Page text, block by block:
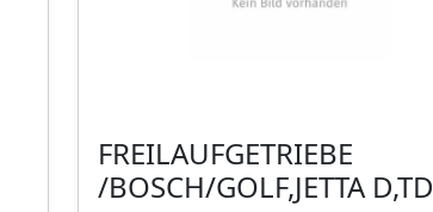
FREILAUFGETRIEBE
/BOSCH/GOLF,JETTA D,TD